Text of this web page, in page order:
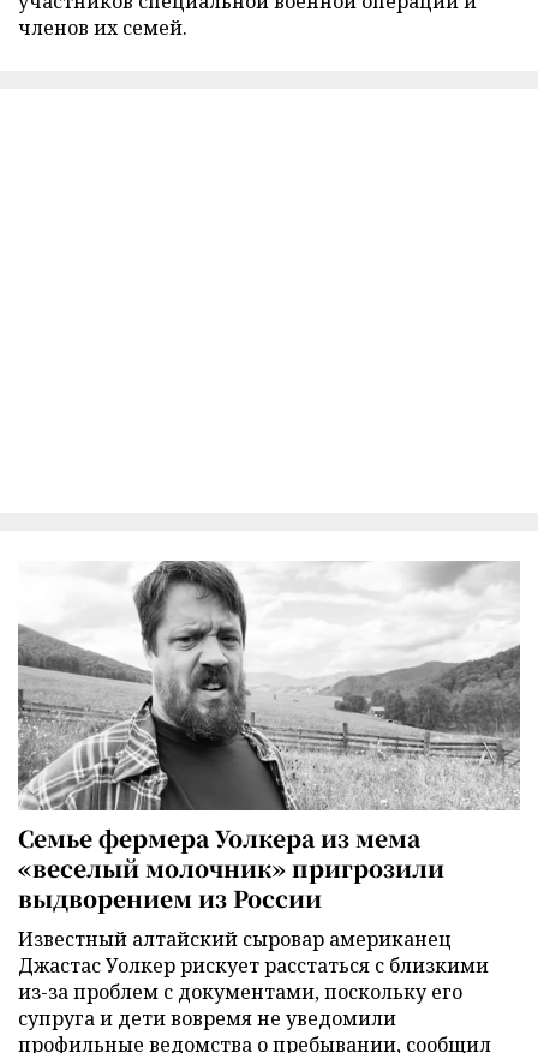
членов их семей.
Семье фермера Уолкера из мема
«веселый молочник» пригрозили
выдворением из России
Известный алтайский сыровар американец
Джастас Уолкер рискует расстаться с близкими
из-за проблем с документами, поскольку его
супруга и дети вовремя не уведомили
профильные ведомства о пребывании, сообщил